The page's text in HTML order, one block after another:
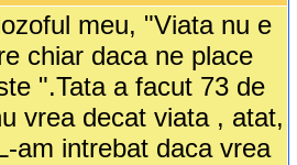
meu, "Viata nu e
chiar daca ne place
".Tata a facut 73 de
vrea decat viata , atat,
am intrebat daca vrea